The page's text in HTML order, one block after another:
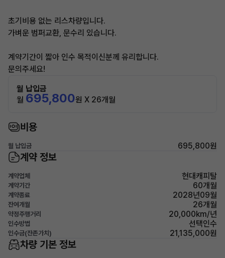
초기비용 없는 리스차량입니다.
가벼운 범퍼교환, 문수리 있습니다.
계약기간이 짧아 인수 목적이신분께 유리합니다.
문의주세요!
월 납입금
월 695,800원 X 26개월
비용
월 납입금 695,800원
계약 정보
계약업체 현대캐피탈
계약기간 60개월
계약종료 2028년09월
잔여개월 26개월
약정주행거리 20,000km/년
인수방법 선택인수
인수금(잔존가치) 21,135,000원
차량 기본 정보